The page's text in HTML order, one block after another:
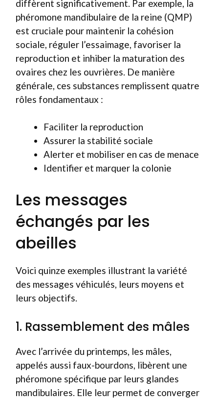
diffèrent significativement. Par exemple, la
phéromone mandibulaire de la reine (QMP)
est cruciale pour maintenir la cohésion
sociale, réguler l’essaimage, favoriser la
reproduction et inhiber la maturation des
ovaires chez les ouvrières. De manière
générale, ces substances remplissent quatre
rôles fondamentaux :
Faciliter la reproduction
Assurer la stabilité sociale
Alerter et mobiliser en cas de menace
Identifier et marquer la colonie
Les messages
échangés par les
abeilles
Voici quinze exemples illustrant la variété
des messages véhiculés, leurs moyens et
leurs objectifs.
1. Rassemblement des mâles
Avec l’arrivée du printemps, les mâles,
appelés aussi faux-bourdons, libèrent une
phéromone spécifique par leurs glandes
mandibulaires. Elle leur permet de converger